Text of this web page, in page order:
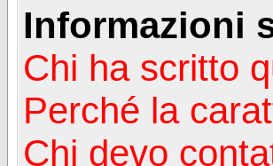
Informazioni
Chi ha scritto
Perché la
Chi devo